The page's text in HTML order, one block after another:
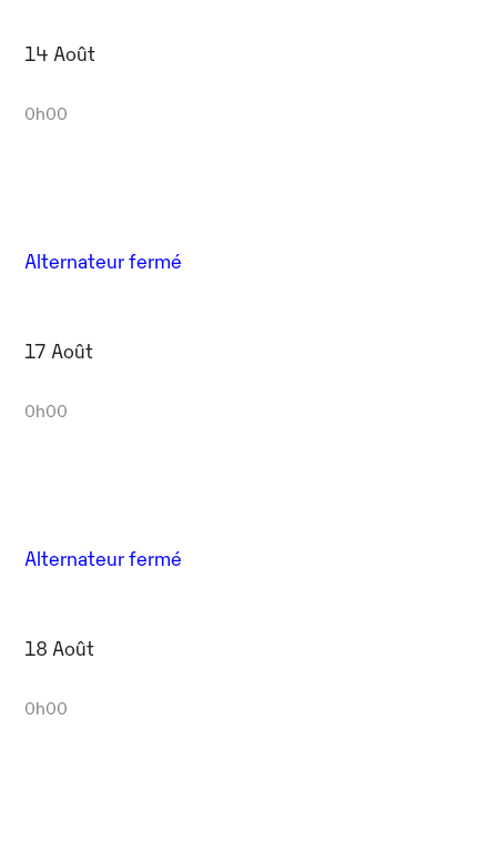
14 Août
0h00
Alternateur fermé
17 Août
0h00
Alternateur fermé
18 Août
0h00